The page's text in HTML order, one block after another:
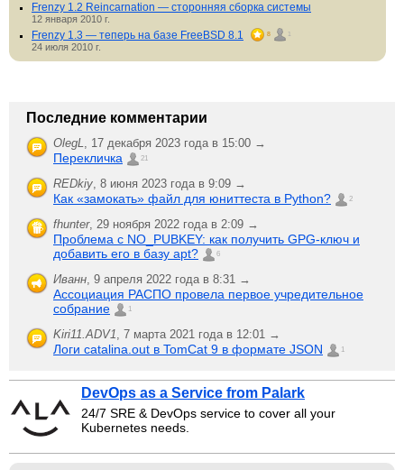
Frenzy 1.2 Reincarnation — сторонняя сборка системы
12 января 2010 г.
Frenzy 1.3 — теперь на базе FreeBSD 8.1 8 1
24 июля 2010 г.
Последние комментарии
OlegL, 17 декабря 2023 года в 15:00 →
Перекличка 21
REDkiy, 8 июня 2023 года в 9:09 →
Как «замокать» файл для юниттеста в Python? 2
fhunter, 29 ноября 2022 года в 2:09 →
Проблема с NO_PUBKEY: как получить GPG-ключ и
добавить его в базу apt?
6
Иванн, 9 апреля 2022 года в 8:31 →
Ассоциация РАСПО провела первое учредительное
собрание
1
Kiri11.ADV1, 7 марта 2021 года в 12:01 →
Логи catalina.out в TomCat 9 в формате JSON 1
DevOps as a Service from Palark
24/7 SRE & DevOps service to cover all your
Kubernetes needs.